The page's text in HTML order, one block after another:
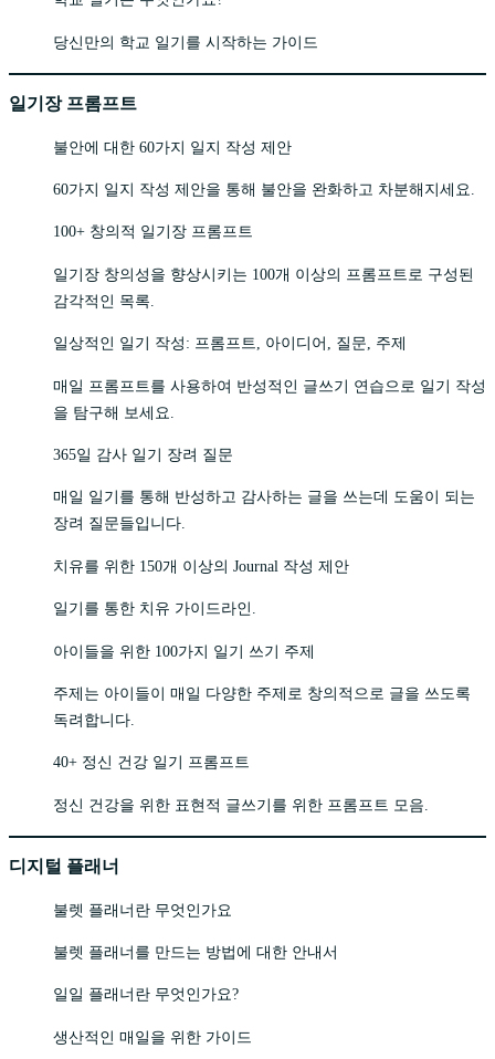
당신만의 학교 일기를 시작하는 가이드
일기장 프롬프트
불안에 대한 60가지 일지 작성 제안
60가지 일지 작성 제안을 통해 불안을 완화하고 차분해지세요.
100+ 창의적 일기장 프롬프트
일기장 창의성을 향상시키는 100개 이상의 프롬프트로 구성된
감각적인 목록.
일상적인 일기 작성: 프롬프트, 아이디어, 질문, 주제
매일 프롬프트를 사용하여 반성적인 글쓰기 연습으로 일기 작성
을 탐구해 보세요.
365일 감사 일기 장려 질문
매일 일기를 통해 반성하고 감사하는 글을 쓰는데 도움이 되는
장려 질문들입니다.
치유를 위한 150개 이상의 Journal 작성 제안
일기를 통한 치유 가이드라인.
아이들을 위한 100가지 일기 쓰기 주제
주제는 아이들이 매일 다양한 주제로 창의적으로 글을 쓰도록
독려합니다.
40+ 정신 건강 일기 프롬프트
정신 건강을 위한 표현적 글쓰기를 위한 프롬프트 모음.
디지털 플래너
불렛 플래너란 무엇인가요
불렛 플래너를 만드는 방법에 대한 안내서
일일 플래너란 무엇인가요?
생산적인 매일을 위한 가이드